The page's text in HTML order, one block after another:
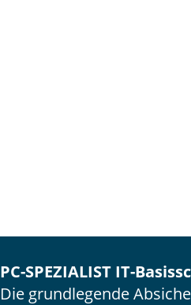
PC-SPEZIALIST IT-
Die grundlegende